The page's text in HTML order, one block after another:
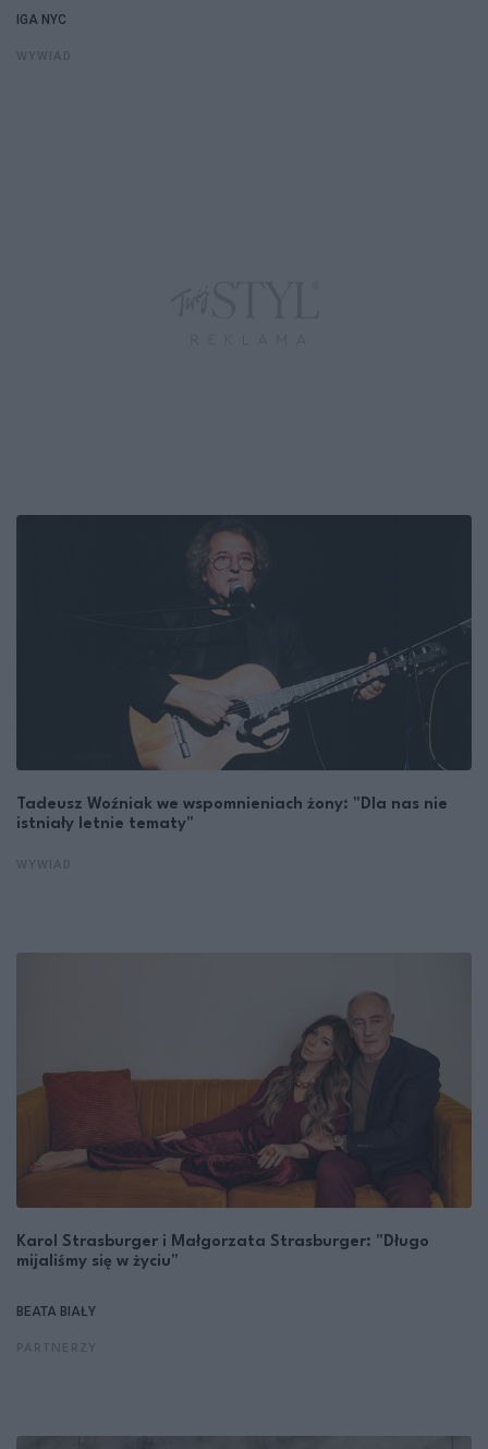
IGA NYC
Tadeusz Woźniak we wspomnieniach żony: "Dla nas nie
istniały letnie tematy"
Karol Strasburger i Małgorzata Strasburger: "Długo
mijaliśmy się w życiu"
BEATA BIAŁY